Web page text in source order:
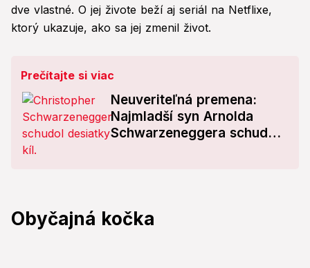
dve vlastné. O jej živote beží aj seriál na Netflixe,
ktorý ukazuje, ako sa jej zmenil život.
Prečítajte si viac
Neuveriteľná premena:
Najmladší syn Arnolda
Schwarzeneggera schudol
Obyčajná kočka